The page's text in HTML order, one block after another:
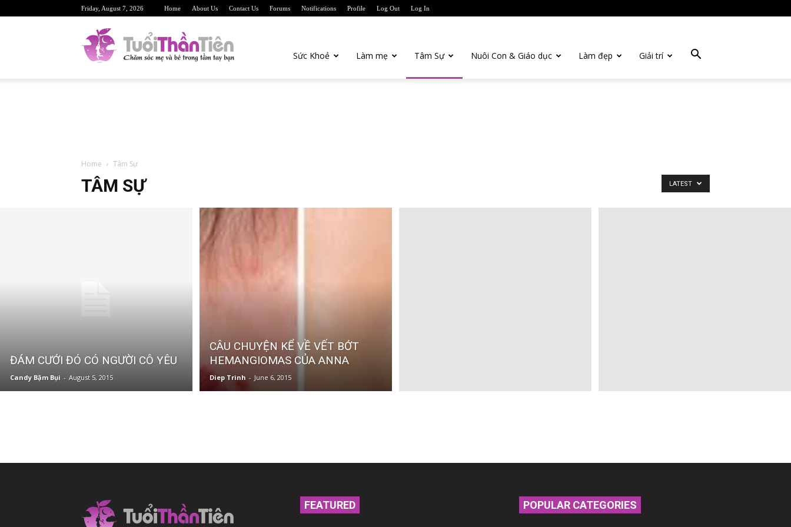
Friday, August 7, 2026 Home About Us Contact Us Forums Notifications Profile Log Out Log In
cho
Sức Khoẻ Làm mẹ Tâm Sự Nuôi Con & Giáo dục Làm đẹp Giải trí
Home Tâm Sự
TÂM SỰ LATEST
ĐÁM CƯỚI ĐÓ CÓ NGƯỜI CÔ YÊU
Candy Bặm Bụi - August 5, 2015
CÂU CHUYỆN KỂ VỀ VẾT BỚT
HEMANGIOMAS CỦA ANNA
Diep Trinh - June 6, 2015
FEATURED POPULAR CATEGORIES